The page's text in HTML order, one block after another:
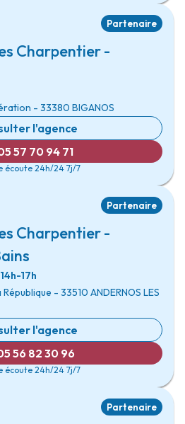
Partenaire
Charpentier -
- 33380 BIGANOS
l'agence
57 70 94 71
écoute 24h/24 7j/7
Partenaire
Charpentier -
14h-17h
- 33510 ANDERNOS LES
l'agence
56 82 30 96
écoute 24h/24 7j/7
Partenaire